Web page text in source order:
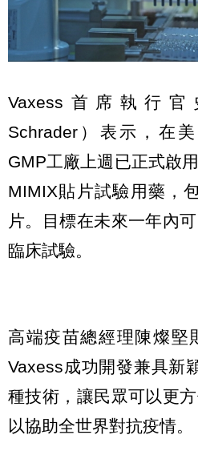
Vaxess首席執行官
Schrader）表示，在
GMP工廠上週已正式啟
MIMIX貼片試驗用藥，
片。目標在未來一年內
臨床試驗。
高端疫苗總經理陳燦堅
Vaxess成功開發兼具新
種技術，讓民眾可以更
以協助全世界對抗疫情。